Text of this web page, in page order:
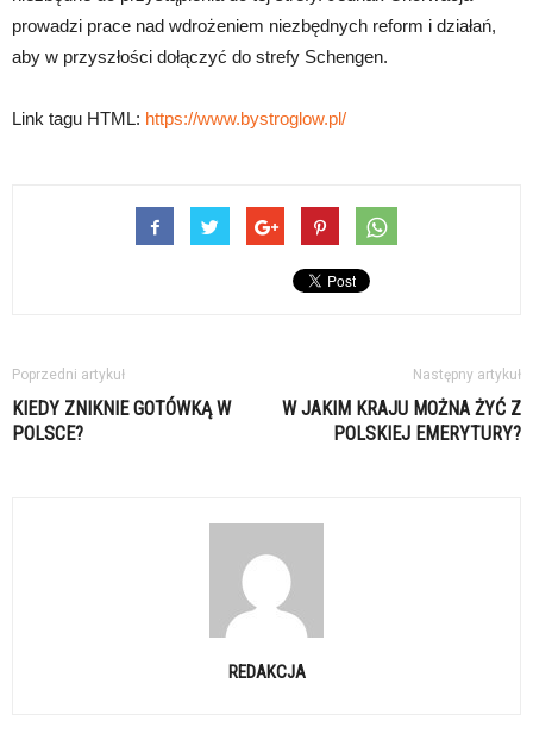
prowadzi prace nad wdrożeniem niezbędnych reform i działań,
aby w przyszłości dołączyć do strefy Schengen.
Link tagu HTML: https://www.bystroglow.pl/
Poprzedni artykuł
KIEDY ZNIKNIE GOTÓWKĄ W
POLSCE?
Następny artykuł
W JAKIM KRAJU MOŻNA ŻYĆ Z
POLSKIEJ EMERYTURY?
REDAKCJA